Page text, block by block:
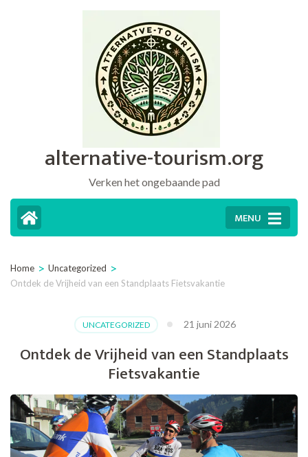
alternative-tourism.org
Verken het ongebaande pad
MENU
Home > Uncategorized >
Ontdek de Vrijheid van een Standplaats Fietsvakantie
UNCATEGORIZED 21 juni 2026
Ontdek de Vrijheid van een Standplaats
Fietsvakantie